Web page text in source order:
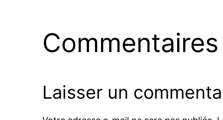
Commentaires
Laisser un